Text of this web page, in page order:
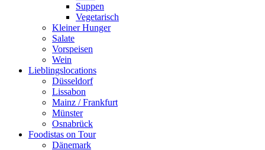
Suppen
Vegetarisch
Kleiner Hunger
Salate
Vorspeisen
Wein
Lieblingslocations
Düsseldorf
Lissabon
Mainz / Frankfurt
Münster
Osnabrück
Foodistas on Tour
Dänemark